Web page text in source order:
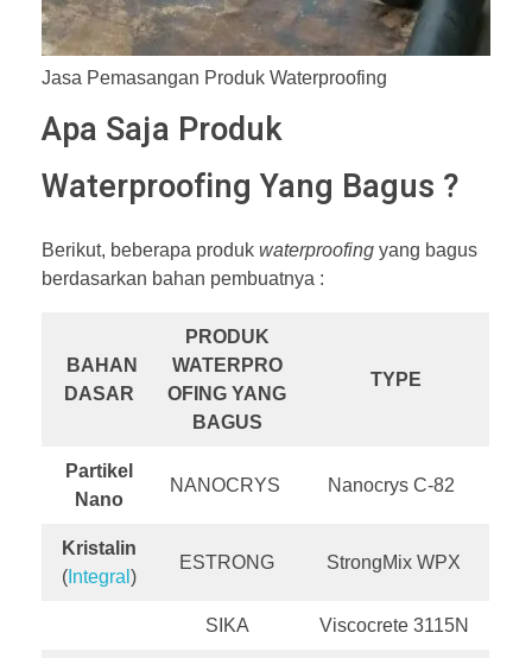
Jasa Pemasangan Produk Waterproofing
Apa Saja Produk
Waterproofing Yang Bagus ?
Berikut, beberapa produk waterproofing yang bagus
berdasarkan bahan pembuatnya :
BAHAN
DASAR
PRODUK
WATERPRO
OFING YANG
BAGUS
TYPE
Partikel
Nano
NANOCRYS Nanocrys C-82
Kristalin
( Integral )
ESTRONG StrongMix WPX
SIKA Viscocrete 3115N